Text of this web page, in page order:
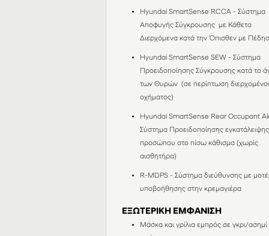
Hyundai SmartSense RCCΑ - Σύστημα
Αποφυγής Σύγκρουσης με Κάθετα
Διερχόμενα κατά την Όπισθεν με
Hyundai SmartSense SEW - Σύστημα
Προειδοποίησης Σύγκρουσης κατά το
των Θυρών (σε περίπτωση
οχήματος)
Hyundai SmartSense Rear Occupant
Σύστημα Προειδοποίησης εγκατάλειψης
προσώπου στο πίσω κάθισμα (χωρίς
αισθητήρα)
R-MDPS - Σύστημα διεύθυνσης με
υποβοήθησης στην κρεμαγιέρα
ΕΞΩΤΕΡΙΚΗ ΕΜΦΑΝΙΣΗ
Μάσκα και γρίλια εμπρός σε γκρι/ασημί